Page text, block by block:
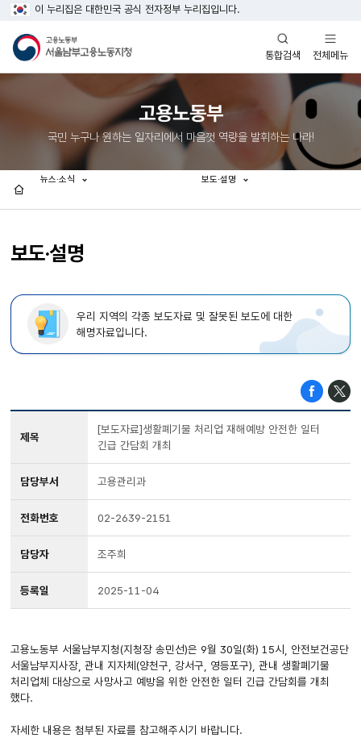
이 누리집은 대한민국 공식 전자정부 누리집입니다.
통합검색
열기
전체메뉴
열기
고용노동부
국민 누구나 원하는 일자리에서 마음껏 역량을 발휘하는 나라!
보도·설명
뉴스·소식 보도·설명
우리 지역의 각종 보도자료 및 잘못된 보도에 대한
해명자료입니다.
제목
[보도자료]생활폐기물 처리업 재해예방 안전한 일터
긴급 간담회 개최
담당부서 고용관리과
전화번호 02-2639-2151
담당자 조주희
등록일 2025-11-04
고용노동부 서울남부지청(지청장 송민선)은 9월 30일(화) 15시, 안전보건공단
서울남부지사장, 관내 지자체(양천구, 강서구, 영등포구), 관내 생활폐기물
처리업체 대상으로 사망사고 예방을 위한 안전한 일터 긴급 간담회를 개최
했다.
자세한 내용은 첨부된 자료를 참고해주시기 바랍니다.